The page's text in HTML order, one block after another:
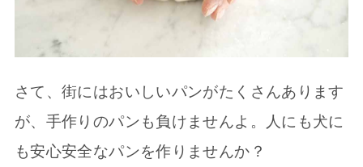
さて、街にはおいしいパンがたくさんあります
が、手作りのパンも負けませんよ。人にも犬に
も安心安全なパンを作りませんか？